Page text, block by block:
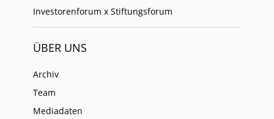
Investorenforum x Stiftungsforum
ÜBER UNS
Archiv
Team
Mediadaten